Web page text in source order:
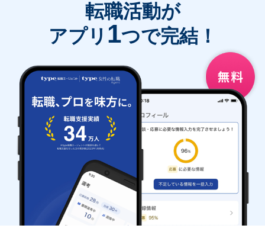
転職活動が
アプリ 1つで完結！